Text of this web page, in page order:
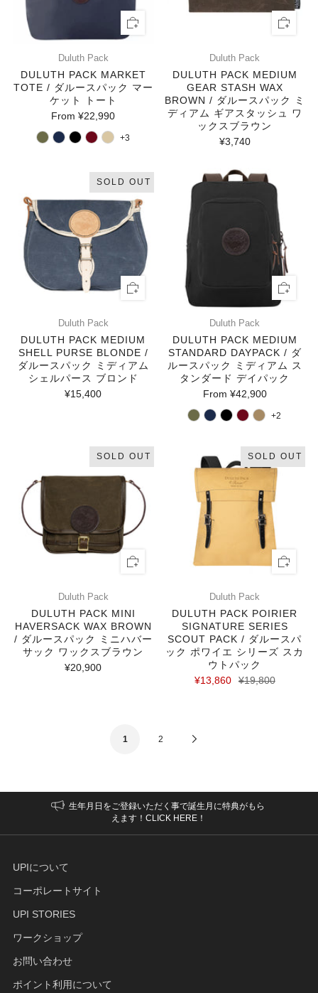
Duluth Pack
DULUTH PACK MARKET
TOTE / ダルースパック マー
ケット トート
From¥22,990
+3
Duluth Pack
DULUTH PACK MEDIUM
GEAR STASH WAX
BROWN / ダルースパック ミ
ディアム ギアスタッシュ ワ
ックスブラウン
¥3,740
SOLD OUT
Duluth Pack
DULUTH PACK MEDIUM
SHELL PURSE BLONDE /
ダルースパック ミディアム
シェルパース ブロンド
¥15,400
Duluth Pack
DULUTH PACK MEDIUM
STANDARD DAYPACK / ダ
ルースパック ミディアム ス
タンダード デイパック
From ¥42,900
+2
SOLD OUT
Duluth Pack
DULUTH PACK MINI
HAVERSACK WAX BROWN
/ ダルースパック ミニハバー
サック ワックスブラウン
¥20,900
SOLD OUT
Duluth Pack
DULUTH PACK POIRIER
SIGNATURE SERIES
SCOUT PACK / ダルースパ
ック ポワイエ シリーズ スカ
ウトパック
¥13,860
¥19,800
1 2
生年月日をご登録いただく事で誕生月に特典がもら
えます！CLICK HERE！
UPIについて
コーポレートサイト
UPI STORIES
ワークショップ
お問い合わせ
ポイント利用について